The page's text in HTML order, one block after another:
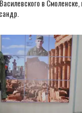
в Смоленске,